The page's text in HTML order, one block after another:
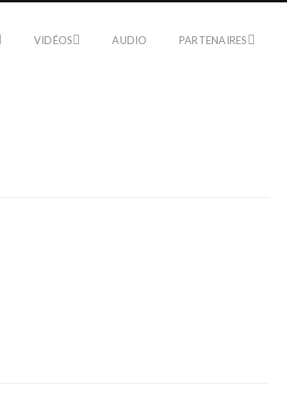
VIDÉOS AUDIO PARTENAIRES